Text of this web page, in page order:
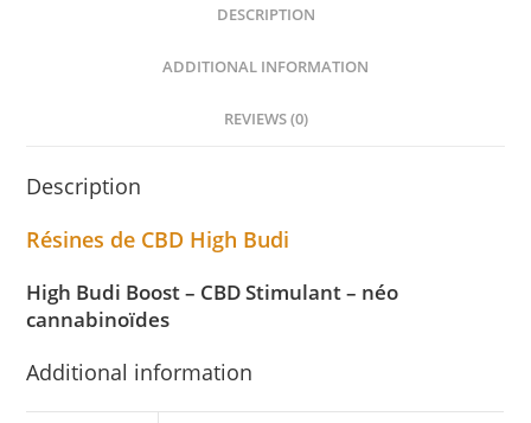
DESCRIPTION
ADDITIONAL INFORMATION
REVIEWS (0)
Description
Résines de CBD High Budi
High Budi Boost – CBD Stimulant – néo
cannabinoïdes
Additional information